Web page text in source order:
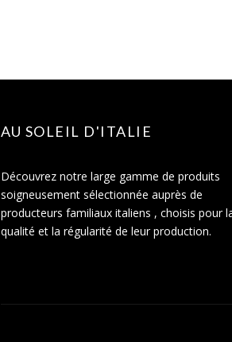
AU SOLEIL D'ITALIE
Découvrez notre large gamme de produits
soigneusement sélectionnée auprès de
producteurs familiaux italiens , choisis pour
qualité et la régularité de leur production.